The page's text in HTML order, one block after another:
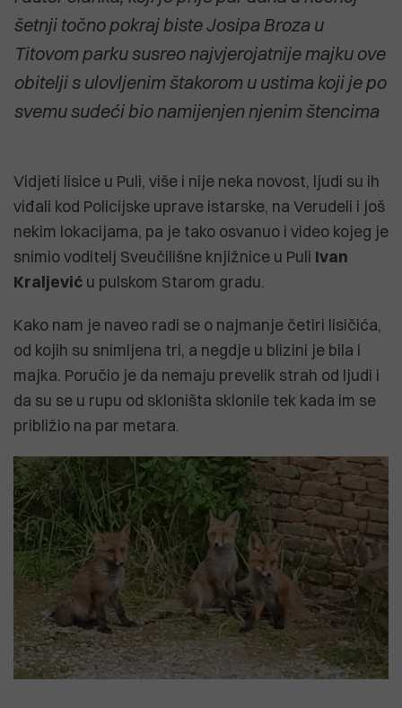
šetnji točno pokraj biste Josipa Broza u
Titovom parku susreo najvjerojatnije majku ove
obitelji s ulovljenim štakorom u ustima koji je po
svemu sudeći bio namijenjen njenim štencima
Vidjeti lisice u Puli, više i nije neka novost, ljudi su ih
viđali kod Policijske uprave istarske, na Verudeli i još
nekim lokacijama, pa je tako osvanuo i video kojeg je
snimio voditelj Sveučilišne knjižnice u Puli Ivan
Kraljević u pulskom Starom gradu.
Kako nam je naveo radi se o najmanje četiri lisičića,
od kojih su snimljena tri, a negdje u blizini je bila i
majka. Poručio je da nemaju prevelik strah od ljudi i
da su se u rupu od skloništa sklonile tek kada im se
približio na par metara.